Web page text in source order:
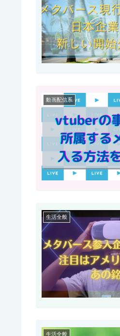
動画配信系
生活全般
生活全般